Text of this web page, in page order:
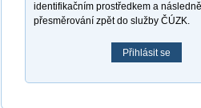
identifikačním prostředkem a
přesměrování zpět do služby ČÚZK.
Přihlásit se